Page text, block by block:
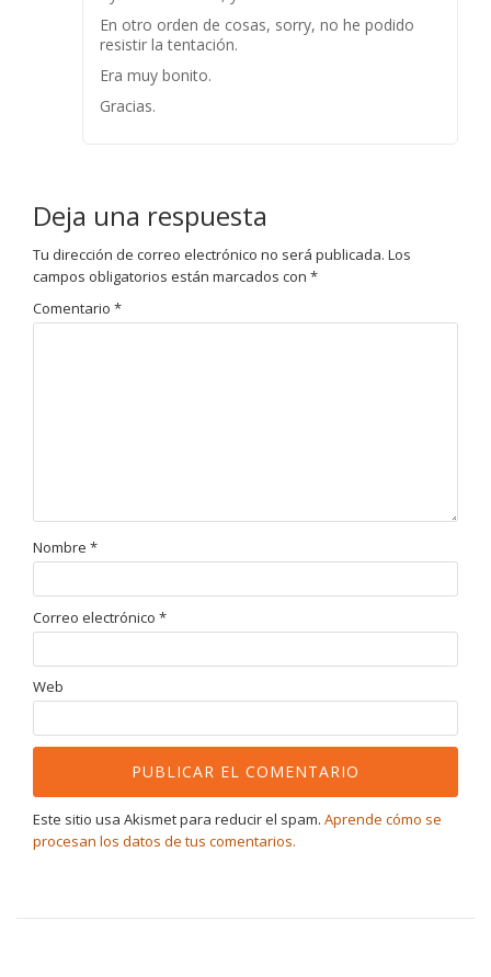
En otro orden de cosas, sorry, no he podido
resistir la tentación.
Era muy bonito.
Gracias.
Deja una respuesta
Tu dirección de correo electrónico no será publicada. Los
campos obligatorios están marcados con *
Comentario *
Nombre *
Correo electrónico *
Web
Este sitio usa Akismet para reducir el spam. Aprende cómo se
procesan los datos de tus comentarios.